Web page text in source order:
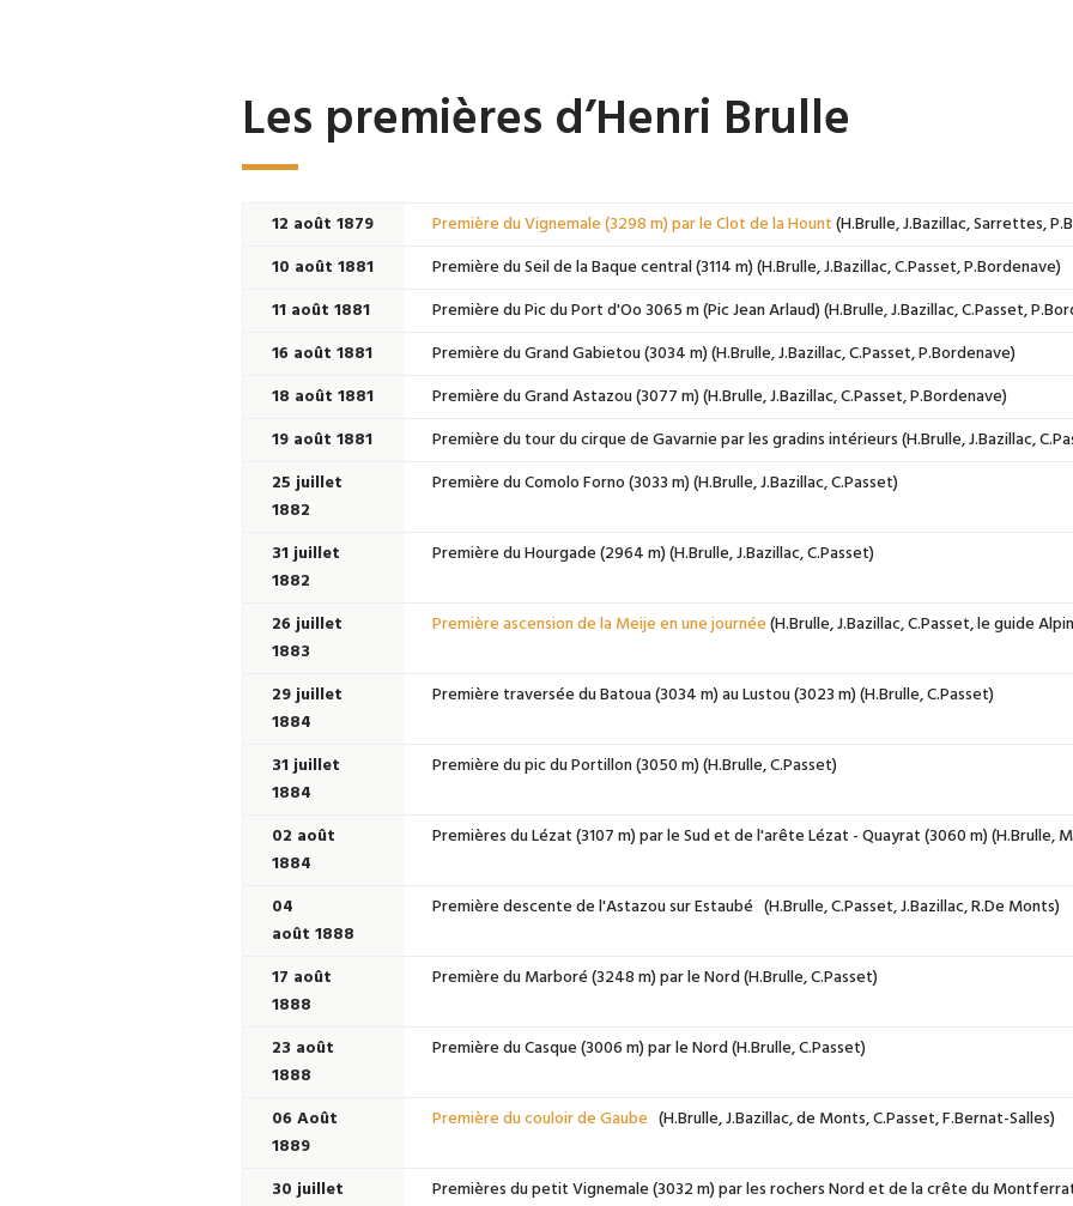
Les premières d’Henri Brulle
12 août 1879 Première du Vignemale (3298 m) par le Clot de la Hount (H.Brulle, J.Bazillac, Sarrettes,
10 août 1881
Première du Seil de la Baque central (3114 m) (H.Brulle, J.Bazillac, C.Passet, P.Bordenave)
11 août 1881
Première du Pic du Port d'Oo 3065 m (Pic Jean Arlaud) (H.Brulle, J.Bazillac, C.Passet,
16 août 1881
Première du Grand Gabietou (3034 m) (H.Brulle, J.Bazillac, C.Passet, P.Bordenave)
18 août 1881
Première du Grand Astazou (3077 m) (H.Brulle, J.Bazillac, C.Passet, P.Bordenave)
19 août 1881
Première du tour du cirque de Gavarnie par les gradins intérieurs (H.Brulle, J.Bazillac,
25 juillet
1882
Première du Comolo Forno (3033 m) (H.Brulle, J.Bazillac, C.Passet)
31 juillet
1882
Première du Hourgade (2964 m) (H.Brulle, J.Bazillac, C.Passet)
26 juillet
1883
Première ascension de la Meije en une journée (H.Brulle, J.Bazillac, C.Passet, le guide
29 juillet
1884
Première traversée du Batoua (3034 m) au Lustou (3023 m) (H.Brulle, C.Passet)
31 juillet
1884
Première du pic du Portillon (3050 m) (H.Brulle, C.Passet)
02 août
1884
Premières du Lézat (3107 m) par le Sud et de l'arête Lézat - Quayrat (3060 m) (H.Brulle,
04
août 1888
Première descente de l'Astazou sur Estaubé (H.Brulle, C.Passet, J.Bazillac, R.De Monts)
17 août
1888
Première du Marboré (3248 m) par le Nord (H.Brulle, C.Passet)
23 août
1888
Première du Casque (3006 m) par le Nord (H.Brulle, C.Passet)
06 Août
1889
Première du couloir de Gaube (H.Brulle, J.Bazillac, de Monts, C.Passet, F.Bernat-Salles)
30 juillet
Premières du petit Vignemale (3032 m) par les rochers Nord et de la crête du